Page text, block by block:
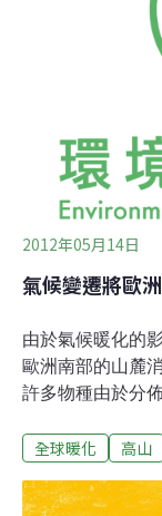
陽地區的冰河還
2012年05月14日
氣候變遷將歐
由於氣候暖化的
歐洲南部的山麓
許多物種由於分
（Global
境觀測計劃是一
全球暖化 高山